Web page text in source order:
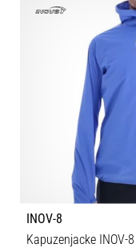
INOV-8
Kapuzenjacke INOV-